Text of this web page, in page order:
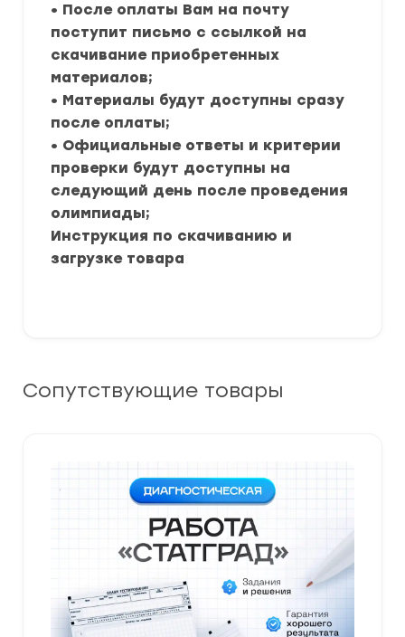
• После оплаты Вам на почту
поступит письмо с ссылкой на
скачивание приобретенных
материалов;
• Материалы будут доступны сразу
после оплаты;
• Официальные ответы и критерии
проверки будут доступны на
следующий день после проведения
олимпиады;
Инструкция по скачиванию и
загрузке товара
Сопутствующие товары